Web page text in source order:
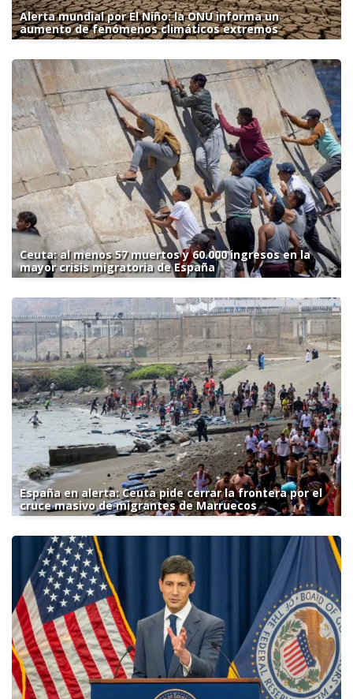
Alerta mundial por El Niño: la ONU informa un
aumento de fenómenos climáticos extremos
Ceuta: al menos 57 muertos y 60.000 ingresos en la
mayor crisis migratoria de España
España en alerta: Ceuta pide cerrar la frontera por el
cruce masivo de migrantes de Marruecos